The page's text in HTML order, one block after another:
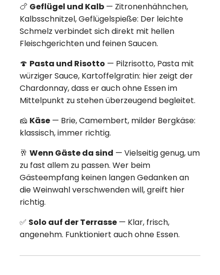
🍗 Geflügel und Kalb — Zitronenhähnchen,
Kalbsschnitzel, Geflügelspieße: Der leichte
Schmelz verbindet sich direkt mit hellen
Fleischgerichten und feinen Saucen.
🍄 Pasta und Risotto — Pilzrisotto, Pasta mit
würziger Sauce, Kartoffelgratin: hier zeigt der
Chardonnay, dass er auch ohne Essen im
Mittelpunkt zu stehen überzeugend begleitet.
🧀 Käse — Brie, Camembert, milder Bergkäse:
klassisch, immer richtig.
🥂 Wenn Gäste da sind — Vielseitig genug, um
zu fast allem zu passen. Wer beim
Gästeempfang keinen langen Gedanken an
die Weinwahl verschwenden will, greift hier
richtig.
✅ Solo auf der Terrasse — Klar, frisch,
angenehm. Funktioniert auch ohne Essen.